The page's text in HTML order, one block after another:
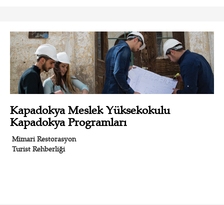
Kapadokya Meslek Yüksekokulu
Kapadokya Programları
Mimari Restorasyon
Turist Rehberliği